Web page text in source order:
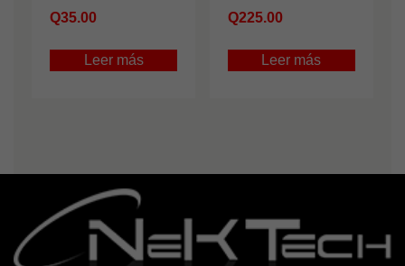
Q35.00
Leer más
Q225.00
Leer más